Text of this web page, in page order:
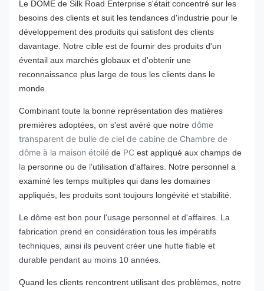
Le DÔME de Silk Road Enterprise s'était concentré sur les
besoins des clients et suit les tendances d'industrie pour le
développement des produits qui satisfont des clients
davantage. Notre cible est de fournir des produits d'un
éventail aux marchés globaux et d'obtenir une
reconnaissance plus large de tous les clients dans le
monde.
Combinant toute la bonne représentation des matières
premières adoptées, on s'est avéré que notre dôme
transparent de bulle de ciel de cabine de Chambre de
dôme à la maison étoilé de PC est appliqué aux champs de
la personne ou de l'utilisation d'affaires. Notre personnel a
examiné les temps multiples qui dans les domaines
appliqués, les produits sont toujours longévité et stabilité.
Le dôme est bon pour l'usage personnel et d'affaires. La
fabrication prend en considération tous les impératifs
techniques, ainsi ils peuvent créer une hutte fiable et
durable pendant au moins 10 années.
Quand les clients rencontrent utilisant des problèmes, notre